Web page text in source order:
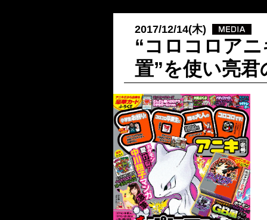
2017/12/14(木)
“コロコロア
置”を使い亮